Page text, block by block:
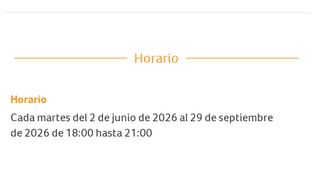
Horario
Horario
Cada martes del2 de junio de 2026al29 de septiembre
de 2026de 18:00 hasta 21:00